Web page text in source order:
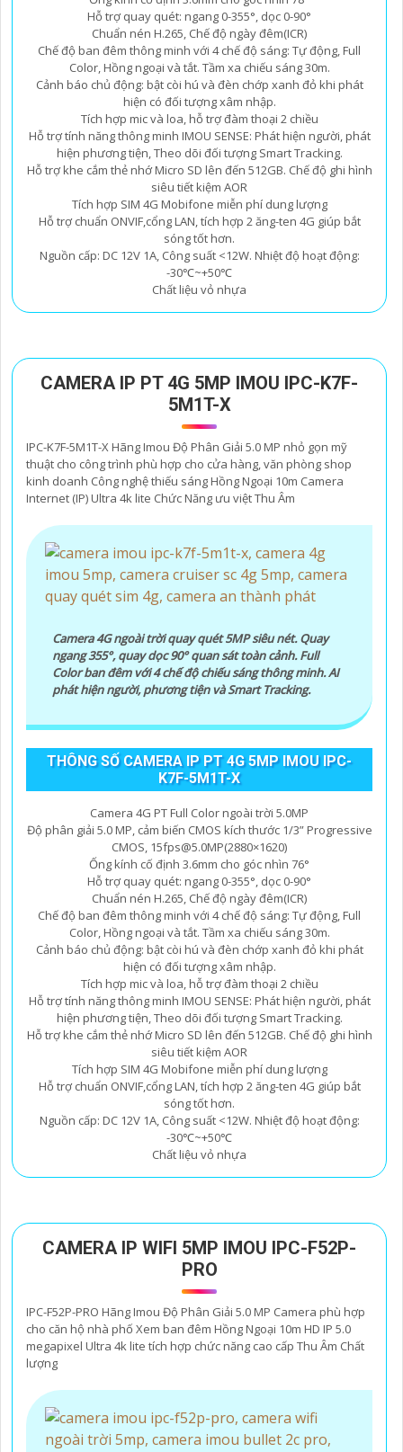
Hỗ trợ quay quét: ngang 0-355°, dọc 0-90°
Chuẩn nén H.265, Chế độ ngày đêm(ICR)
Chế độ ban đêm thông minh với 4 chế độ sáng: Tự động, Full
Color, Hồng ngoại và tắt. Tầm xa chiếu sáng 30m.
Cảnh báo chủ động: bật còi hú và đèn chớp xanh đỏ khi phát
hiện có đối tượng xâm nhập.
Tích hợp mic và loa, hỗ trợ đàm thoại 2 chiều
Hỗ trợ tính năng thông minh IMOU SENSE: Phát hiện người, phát
hiện phương tiện, Theo dõi đối tượng Smart Tracking.
Hỗ trợ khe cắm thẻ nhớ Micro SD lên đến 512GB. Chế độ ghi hình
siêu tiết kiệm AOR
Tích hợp SIM 4G Mobifone miễn phí dung lượng
Hỗ trợ chuẩn ONVIF,cổng LAN, tích hợp 2 ăng-ten 4G giúp bắt
sóng tốt hơn.
Nguồn cấp: DC 12V 1A, Công suất <12W. Nhiệt độ hoạt động:
-30℃~+50℃
Chất liệu vỏ nhựa
CAMERA IP PT 4G 5MP IMOU IPC-K7F-
5M1T-X
IPC-K7F-5M1T-X Hãng Imou Độ Phân Giải 5.0 MP nhỏ gọn mỹ
thuật cho công trình phù hợp cho cửa hàng, văn phòng shop
kinh doanh Công nghệ thiếu sáng Hồng Ngoại 10m Camera
Internet (IP) Ultra 4k lite Chức Năng ưu việt Thu Âm
Camera 4G ngoài trời quay quét 5MP siêu nét. Quay
ngang 355°, quay dọc 90° quan sát toàn cảnh. Full
Color ban đêm với 4 chế độ chiếu sáng thông minh. AI
phát hiện người, phương tiện và Smart Tracking.
THÔNG SỐ CAMERA IP PT 4G 5MP IMOU IPC-
K7F-5M1T-X
Camera 4G PT Full Color ngoài trời 5.0MP
Độ phân giải 5.0 MP, cảm biến CMOS kích thước 1/3” Progressive
CMOS, 15fps@5.0MP(2880×1620)
Ống kính cố định 3.6mm cho góc nhìn 76°
Hỗ trợ quay quét: ngang 0-355°, dọc 0-90°
Chuẩn nén H.265, Chế độ ngày đêm(ICR)
Chế độ ban đêm thông minh với 4 chế độ sáng: Tự động, Full
Color, Hồng ngoại và tắt. Tầm xa chiếu sáng 30m.
Cảnh báo chủ động: bật còi hú và đèn chớp xanh đỏ khi phát
hiện có đối tượng xâm nhập.
Tích hợp mic và loa, hỗ trợ đàm thoại 2 chiều
Hỗ trợ tính năng thông minh IMOU SENSE: Phát hiện người, phát
hiện phương tiện, Theo dõi đối tượng Smart Tracking.
Hỗ trợ khe cắm thẻ nhớ Micro SD lên đến 512GB. Chế độ ghi hình
siêu tiết kiệm AOR
Tích hợp SIM 4G Mobifone miễn phí dung lượng
Hỗ trợ chuẩn ONVIF,cổng LAN, tích hợp 2 ăng-ten 4G giúp bắt
sóng tốt hơn.
Nguồn cấp: DC 12V 1A, Công suất <12W. Nhiệt độ hoạt động:
-30℃~+50℃
Chất liệu vỏ nhựa
CAMERA IP WIFI 5MP IMOU IPC-F52P-
PRO
IPC-F52P-PRO Hãng Imou Độ Phân Giải 5.0 MP Camera phù hợp
cho căn hộ nhà phố Xem ban đêm Hồng Ngoại 10m HD IP 5.0
megapixel Ultra 4k lite tích hợp chức năng cao cấp Thu Âm Chất
lượng